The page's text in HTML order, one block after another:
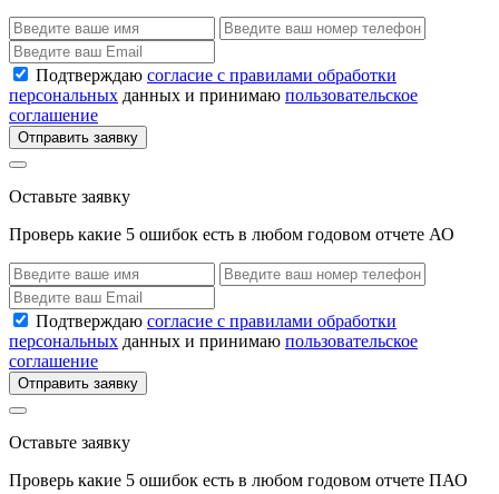
Подтверждаю согласие с правилами обработки
персональных данных и принимаю пользовательское
соглашение
Отправить заявку
Оставьте заявку
Проверь какие 5 ошибок есть в любом годовом отчете АО
Подтверждаю согласие с правилами обработки
персональных данных и принимаю пользовательское
соглашение
Отправить заявку
Оставьте заявку
Проверь какие 5 ошибок есть в любом годовом отчете ПАО